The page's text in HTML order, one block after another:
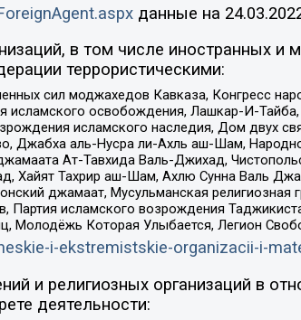
данные на
в том числе иностранных и
террористическими:
сил моджахедов Кавказа, Конгресс
исламского освобождения, Лашкар-И-
исламского наследия, Дом двух
Джабха аль-Нусра ли-Ахль аш-Шам,
Ат-Тавхида Валь-Джихад,
Хайят Тахрир аш-Шам, Ахлю Сунна Валь
джамаат, Мусульманская
Партия исламского возрождения
Молодёжь Которая Улыбается, Легион
i-ekstremistskie-organizacii-i-
и религиозных организаций в
деятельности: